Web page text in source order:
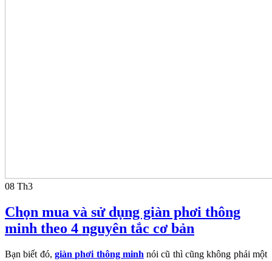
08 Th3
Chọn mua và sử dụng giàn phơi thông
minh theo 4 nguyên tắc cơ bản
Bạn biết đó, giàn phơi thông minh nói cũ thì cũng không phải một